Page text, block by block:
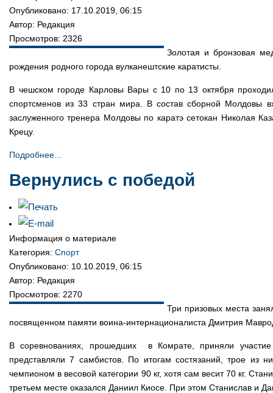
Опубликовано: 17.10.2019, 06:15
Автор: Редакция
Просмотров: 2326
Золотая и бронзовая
рождения родного города вулканештские каратисты.
В чешском городе Карловы Вары с 10 по 13 октября
спортсменов из 33 стран мира. В состав сборной Молдовы
заслуженного тренера Молдовы по каратэ сетокан Николая
Крецу.
Подробнее...
Вернулись с победой
Информация о материале
Категория: Спорт
Опубликовано: 10.10.2019, 06:15
Автор: Редакция
Просмотров: 2270
Три призовых места
посвященном памяти воина-интернационалиста Дмитрия
В соревнованиях, прошедших в Комрате, приняли
представляли 7 самбистов. По итогам состязаний, трое из
чемпионом в весовой категории 90 кг, хотя сам весит 70 кг.
третьем месте оказался Даниил Киосе. При этом Станислав и